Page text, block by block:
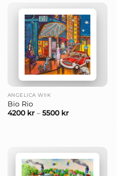
ANGELICA WIIK
Bio Rio
4200 kr– 5500 kr